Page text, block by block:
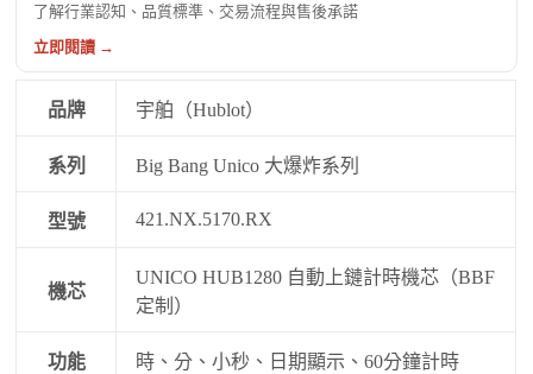
了解行業認知、品質標準、交易流程與售後承諾
立即閱讀 →
品牌 宇舶（Hublot）
系列 Big Bang Unico 大爆炸系列
型號 421.NX.5170.RX
機芯
UNICO HUB1280 自動上鏈計時機芯（BBF
定制）
功能 時、分、小秒、日期顯示、60分鐘計時